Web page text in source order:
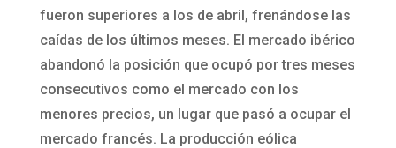
fueron superiores a los de abril, frenándose las
caídas de los últimos meses. El mercado ibérico
abandonó la posición que ocupó por tres meses
consecutivos como el mercado con los
menores precios, un lugar que pasó a ocupar el
mercado francés. La producción eólica